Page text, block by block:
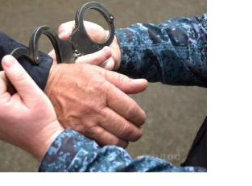
школах к 1 сентября
учебники
2026 15:10
области до
года откроют 49
объектов
2026 15:01